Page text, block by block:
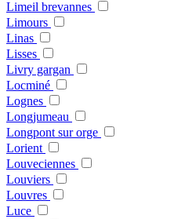
Limeil brevannes
Limours
Linas
Lisses
Livry gargan
Locminé
Lognes
Longjumeau
Longpont sur orge
Lorient
Louveciennes
Louviers
Louvres
Luce